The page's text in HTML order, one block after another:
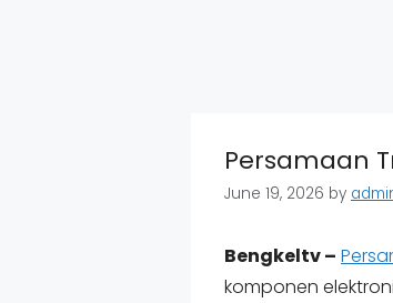
Persamaan
June 19, 2026 by
Bengkeltv –
komponen